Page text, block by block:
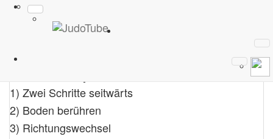
Sidesteps
1) Zwei Schritte seitwärts
2) Boden berühren
3) Richtungswechsel